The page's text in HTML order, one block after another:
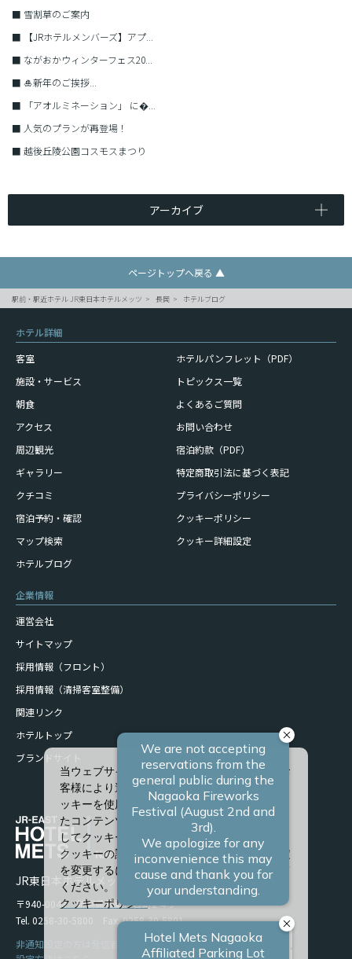
■ 雪割草のご案内
■
【JRホテルメンバーズ】アプ...
■ ながおかウィンターフェス20...
■ 🎍新年のご挨拶...
■
「アオルミネーション」 に�...
■ 人気のプランが再登場！
■ 越後丘陵公園コスモスまつり
アーカイブ
ページトップへ戻る ▲
駅前・駅近ホテル JR東日本ホテルメッツ 長岡 ホテルブログ
ホテル詳細
客室
施設・サービス
朝食
アクセス
周辺観光
ギャラリー
クチコミ
宿泊予約・確認
マップ検索
ホテルブログ
ホテルパンフレット（PDF）
トピックス一覧
よくあるご質問
お問い合わせ
宿泊約款（PDF）
特定商取引法に基づく表記
プライバシーポリシー
クッキーポリシー
クッキー詳細設定
企業情報
運営会社
サイトマップ
採用情報（フロント）
採用情報（清掃客室整備）
関連リンク
ホテルトップ
ブランドサイト
JR東日本ホテルメッツ 長岡
〒940-0048 新潟県長岡市台町2-4-9
Tel. 0258-30-5800 Fax. 0258-30-5801
非通知設定の方は発信者番号を設定の上お電話ください。
当ウェブサイトでは、サービスの向上、またお
客様により適したサービスを提供するため、ク
ッキーを使用しています。また、お客様に合っ
たコンテンツや広告を表示させることを目的と
してクッキーを使用する場合があります。
クッキーの詳細や、クッキーの種類ごとに設定
を変更するには、「詳細設定」をクリックして
ください。
クッキーポリシー
すべて許可